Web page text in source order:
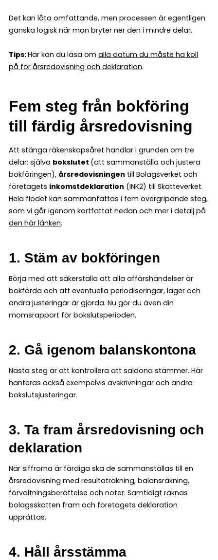
Det kan låta omfattande, men processen är egentligen
ganska logisk när man bryter ner den i mindre delar.
Tips:Här kan du läsa om alla datum du måste ha koll
på för årsredovisning och deklaration.
Fem steg från bokföring
till färdig årsredovisning
Att stänga räkenskapsåret handlar i grunden om tre
delar: själva bokslutet (att sammanställa och justera
bokföringen), årsredovisningen till Bolagsverket och
företagets inkomstdeklaration (INK2) till Skatteverket.
Hela flödet kan sammanfattas i fem övergripande steg,
som vi går igenom kortfattat nedan och mer i detalj på
den här länken.
1. Stäm av bokföringen
Börja med att säkerställa att alla affärshändelser är
bokförda och att eventuella periodiseringar, lager och
andra justeringar är gjorda. Nu gör du även din
momsrapport för bokslutsperioden.
2. Gå igenom balanskontona
Nästa steg är att kontrollera att saldona stämmer. Här
hanteras också exempelvis avskrivningar och andra
bokslutsjusteringar.
3. Ta fram årsredovisning och
deklaration
När siffrorna är färdiga ska de sammanställas till en
årsredovisning med resultaträkning, balansräkning,
förvaltningsberättelse och noter. Samtidigt räknas
bolagsskatten fram och företagets deklaration
upprättas.
4. Håll årsstämma